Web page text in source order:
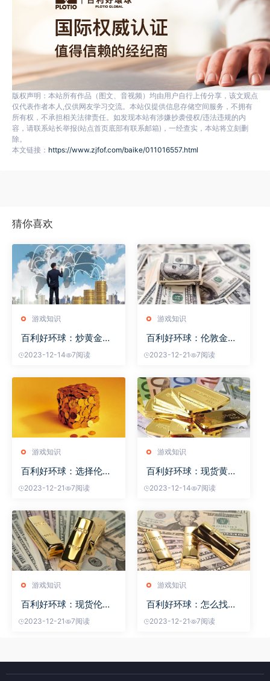
版权声明：本站所有作品（图文、音视频）均由用户自行上传分享，该文观点
仅代表作者本人,仅供网友学习交流。本站仅提供信息存储空间服务，不拥有
所有权，不承担相关法律责任。如发现本站有涉嫌抄袭侵权/违法违规的内
容，请联系站长举报(站点首页底部有联系邮箱)，一经查实，本站将立刻删
除。
本文链接： https://www.zjfof.com/baike/011016557.html
猜你喜欢
游戏知识
百利好环球：炒黄金交
易
2023-12-14 7阅读
游戏知识
百利好环球：伦敦金休
市
2023-12-21 7阅读
游戏知识
百利好环球：选择伦敦
金
2023-12-21 7阅读
游戏知识
百利好环球：现货黄金
投
2023-12-14 7阅读
游戏知识
百利好环球：现货伦敦
金
2023-12-21 7阅读
游戏知识
百利好环球：怎么找到
真
2023-12-21 7阅读